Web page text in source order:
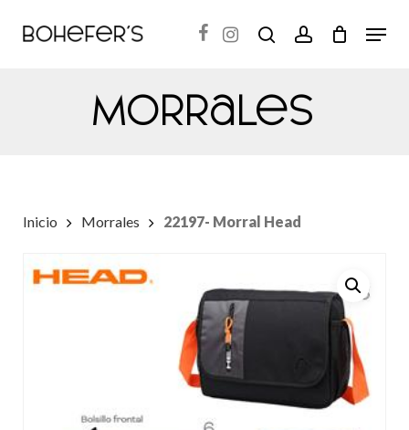
search accountMenu
Inicio Morrales 22197- Morral Head
Morrales